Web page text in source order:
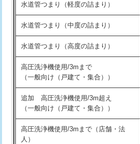
洗面台設置
化粧台設置
追加人工
廃棄・処分
※給水管工事は20mmまでの価格です。
交換・取付(排水栓・排水トラップ
持込商品取付（混合水栓）
持込商品取付（浄水器・分岐水栓）
業）
水道管つまり（軽度の詰まり）
水道管つまり（中度の詰まり）
水道管つまり（高度の詰まり）
高圧洗浄機使用/3mまで
（一般向け（戸建て・集合））
追加 高圧洗浄機使用/3m超え
（一般向け（戸建て・集合））
高圧洗浄機使用/3mまで（店舗・法
人）